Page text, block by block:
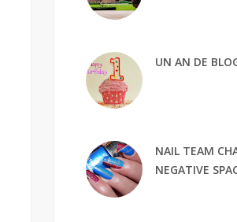
UN AN DE
NAIL TEAM
NEGATIVE